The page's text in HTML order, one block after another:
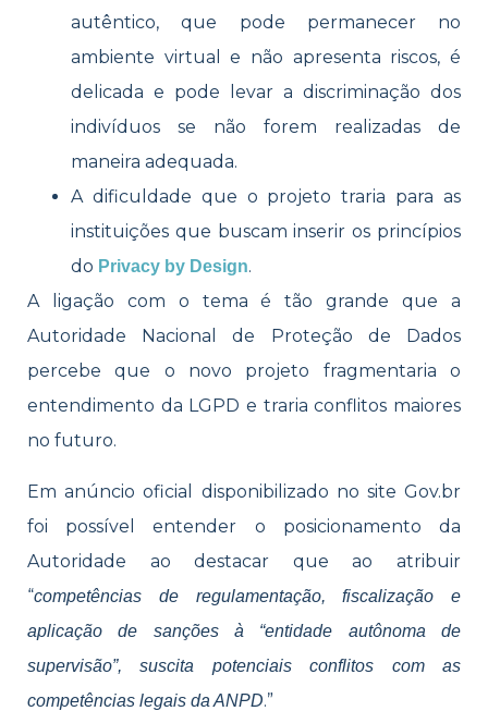
autêntico, que pode permanecer no
ambiente virtual e não apresenta riscos, é
delicada e pode levar a discriminação dos
indivíduos se não forem realizadas de
maneira adequada.
A dificuldade que o projeto traria para as
instituições que buscam inserir os princípios
do Privacy by Design.
A ligação com o tema é tão grande que a
Autoridade Nacional de Proteção de Dados
percebe que o novo projeto fragmentaria o
entendimento da LGPD e traria conflitos maiores
no futuro.
Em anúncio oficial disponibilizado no site Gov.br
foi possível entender o posicionamento da
Autoridade ao destacar que ao atribuir
“competências de regulamentação, fiscalização e
aplicação de sanções à “entidade autônoma de
supervisão”, suscita potenciais conflitos com as
competências legais da ANPD.”